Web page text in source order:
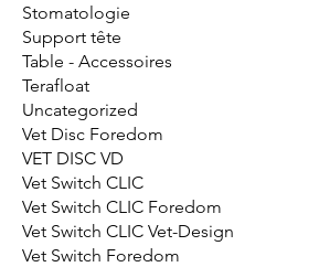
Stomatologie
Support tête
Table - Accessoires
Terafloat
Uncategorized
Vet Disc Foredom
VET DISC VD
Vet Switch CLIC
Vet Switch CLIC Foredom
Vet Switch CLIC Vet-Design
Vet Switch Foredom